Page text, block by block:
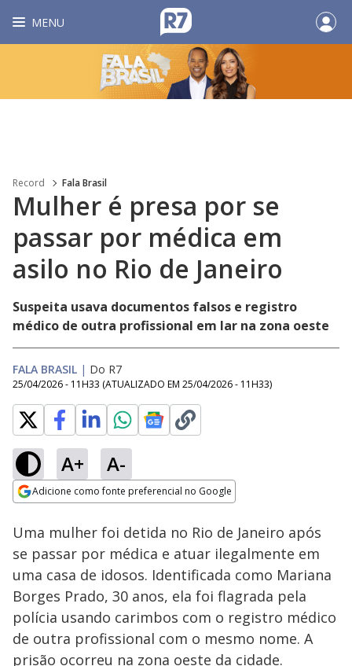
MENU
Record Fala Brasil
Mulher é presa por se
passar por médica em
asilo no Rio de Janeiro
Suspeita usava documentos falsos e registro
médico de outra profissional em lar na zona oeste
FALA BRASIL | Do R7
25/04/2026 - 11H33 (ATUALIZADO EM 25/04/2026 - 11H33)
A+ A-
Adicione como fonte preferencial no Google
Ativar
Loaded:
42.77%
Uma mulher foi detida no Rio de Janeiro após
se passar por médica e atuar ilegalmente em
uma casa de idosos. Identificada como Mariana
Borges Prado, 30 anos, ela foi flagrada pela
polícia usando carimbos com o registro médico
de outra profissional com o mesmo nome. A
prisão ocorreu na zona oeste da cidade.